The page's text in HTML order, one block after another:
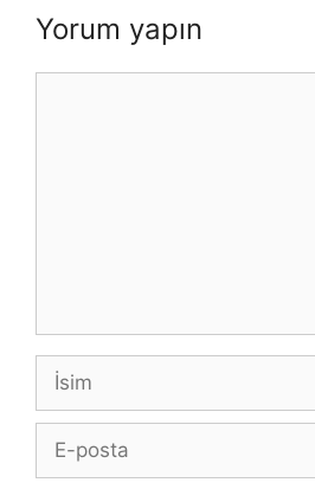
Yorum yapın
İsim
posta